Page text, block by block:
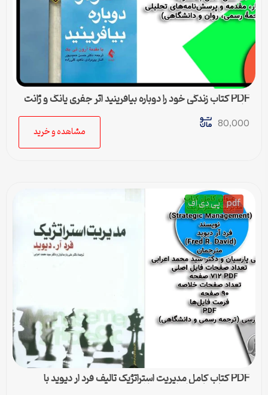
PDF کتاب زندگی خود را دوباره بیافرینید اثر جفری یانگ و ژانت
80,000
مشاهده و خرید
pdf پی دی اف
PDF کتاب کامل مدیریت استراتژیک تالیف فرد ار دیوید با